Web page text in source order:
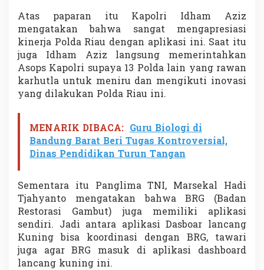
Atas paparan itu Kapolri Idham Aziz
mengatakan bahwa sangat mengapresiasi
kinerja Polda Riau dengan aplikasi ini. Saat itu
juga Idham Aziz langsung memerintahkan
Asops Kapolri supaya 13 Polda lain yang rawan
karhutla untuk meniru dan mengikuti inovasi
yang dilakukan Polda Riau ini.
MENARIK DIBACA: Guru Biologi di
Bandung Barat Beri Tugas Kontroversial,
Dinas Pendidikan Turun Tangan
Sementara itu Panglima TNI, Marsekal Hadi
Tjahyanto mengatakan bahwa BRG (Badan
Restorasi Gambut) juga memiliki aplikasi
sendiri. Jadi antara aplikasi Dasboar lancang
Kuning bisa koordinasi dengan BRG, tawari
juga agar BRG masuk di aplikasi dashboard
lancang kuning ini.